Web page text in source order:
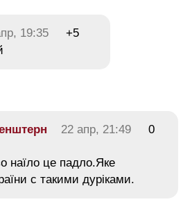
19:35
+5
22 апр, 21:49 0
наїло це падло.Яке
с такими дуріками.